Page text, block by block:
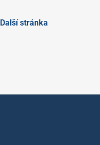
Další stránka